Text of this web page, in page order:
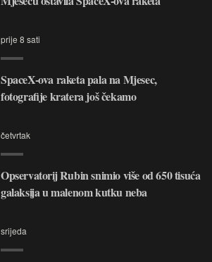
prije 8 sati
SpaceX-ova raketa pala na Mjesec,
fotografije kratera još čekamo
četvrtak
Opservatorij Rubin snimio više od 650 tisuća
galaksija u malenom kutku neba
srijeda